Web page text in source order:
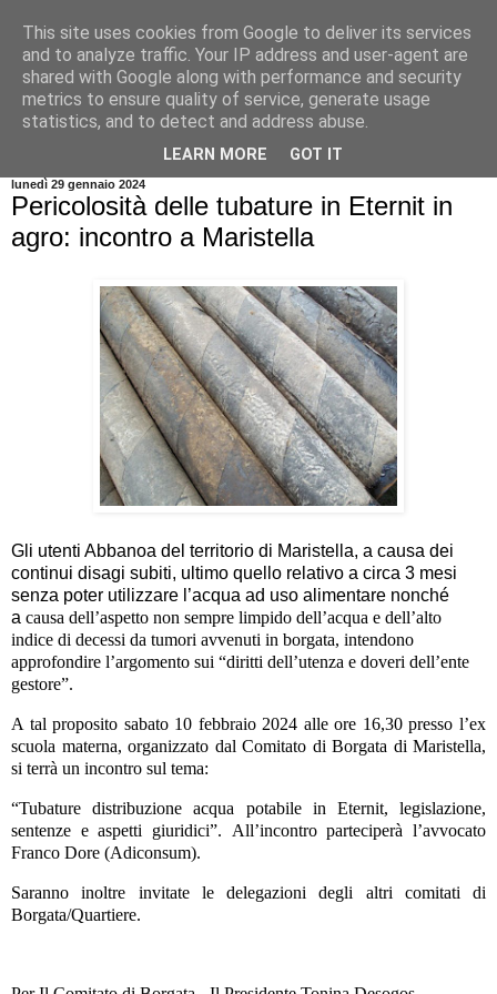
lunedì 29 gennaio 2024
Pericolosità delle tubature in Eternit in
agro: incontro a Maristella
Gli utenti Abbanoa del territorio di Maristella, a causa dei
continui disagi subiti, ultimo quello relativo a circa 3 mesi
senza poter utilizzare l’acqua ad uso alimentare nonché
a causa dell’aspetto non sempre limpido dell’acqua e dell’alto
indice di decessi da tumori avvenuti in borgata, intendono
approfondire l’argomento sui “diritti dell’utenza e doveri dell’ente
gestore”.
A tal proposito sabato 10 febbraio 2024 alle ore 16,30 presso l’ex
scuola materna, organizzato dal Comitato di Borgata di Maristella,
si terrà un incontro sul tema:
“Tubature distribuzione acqua potabile in Eternit, legislazione,
sentenze e aspetti giuridici”. All’incontro parteciperà l’avvocato
Franco Dore (Adiconsum).
Saranno inoltre invitate le delegazioni degli altri comitati di
Borgata/Quartiere.
This site uses cookies from Google to deliver its services
and to analyze traffic. Your IP address and user-agent are
shared with Google along with performance and security
metrics to ensure quality of service, generate usage
statistics, and to detect and address abuse.
LEARN MORE GOT IT